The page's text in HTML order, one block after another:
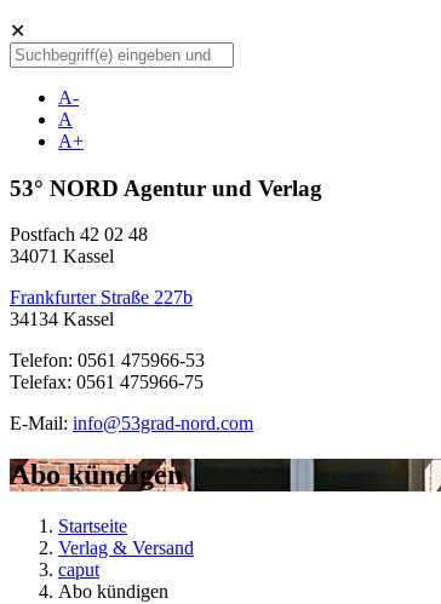
✕
A-
A
A+
53° NORD Agentur und Verlag
Postfach 42 02 48
34071 Kassel
Frankfurter Straße 227b
34134 Kassel
Telefon: 0561 475966-53
Telefax: 0561 475966-75
E-Mail: info@53grad-nord.com
Abo kündigen
Startseite
Verlag & Versand
caput
Abo kündigen